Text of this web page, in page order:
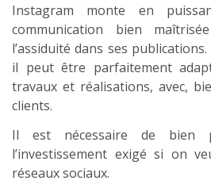
Instagram monte en
communication bien
l’assiduité dans ses
il peut être parfaitement
travaux et réalisations, avec,
clients.
Il est nécessaire de bien
l’investissement exigé si on
réseaux sociaux.